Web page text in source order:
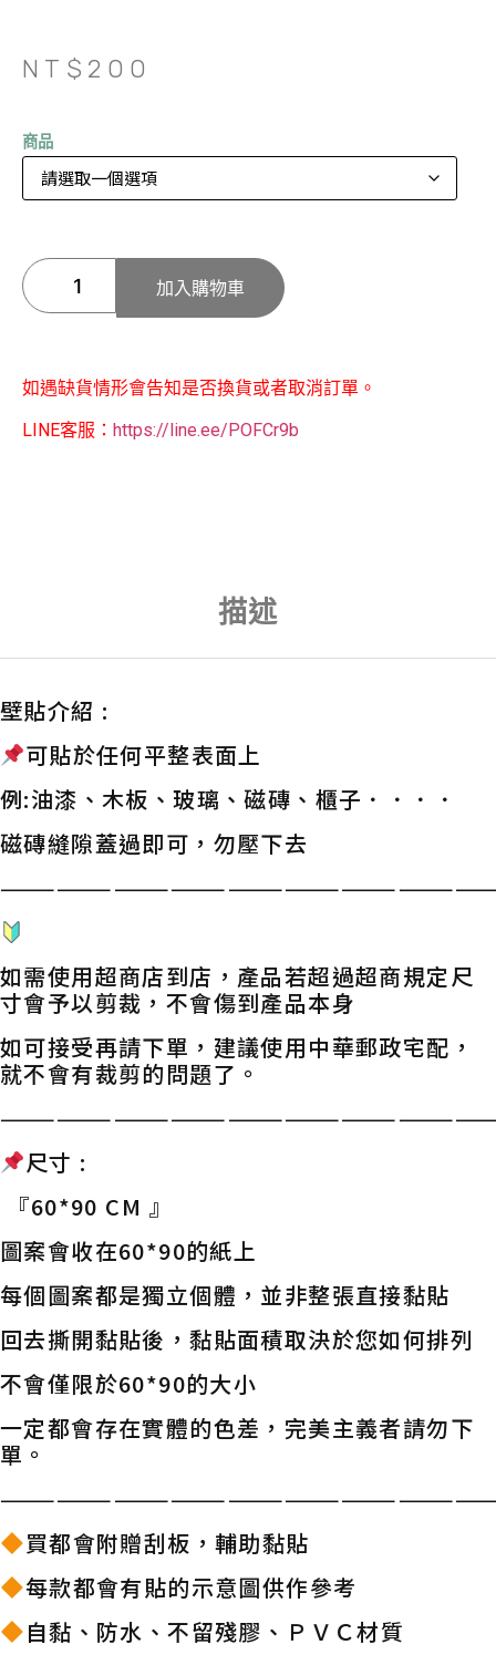
NT$ 200
商品
加入購物車
如遇缺貨情形會告知是否換貨或者取消訂單。
LINE客服： https://line.ee/POFCr9b
描述
壁貼介紹 :
可貼於任何平整表面上
例:油漆、木板、玻璃、磁磚、櫃子．．．．
磁磚縫隙蓋過即可，勿壓下去
如需使用超商店到店，產品若超過超商規定尺
寸會予以剪裁，不會傷到產品本身
如可接受再請下單，建議使用中華郵政宅配，
就不會有裁剪的問題了。
尺寸 :
『60*90 CM 』
圖案會收在60*90的紙上
每個圖案都是獨立個體，並非整張直接黏貼
回去撕開黏貼後，黏貼面積取決於您如何排列
不會僅限於60*90的大小
一定都會存在實體的色差，完美主義者請勿下
單。
買都會附贈刮板，輔助黏貼
每款都會有貼的示意圖供作參考
自黏、防水、不留殘膠、ＰＶＣ材質